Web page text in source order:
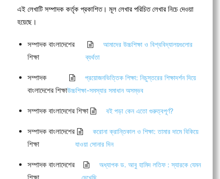
এই লেখাটি সম্পাদক কর্তৃক প্রকাশিত। মূল লেখার পরিচিত লেখার নিচে দেওয়া
হয়েছে।
সম্পাদক বাংলাদেশের
শিক্ষা
আমাদের উচ্চশিক্ষা ও বিশ্ববিদ্যালয়গুলোর
ব্যর্থতা
সম্পাদক
বাংলাদেশের শিক্ষা
প্রয়োজনভিত্তিক শিক্ষা: নিচুস্তরের শিক্ষাদর্শন দিয়ে
উচ্চশিক্ষা-সমস্যার সমাধান অসম্ভব
সম্পাদক বাংলাদেশের শিক্ষা বই পড়া কেন এতো গুরুত্বপূর্ণ?
সম্পাদক বাংলাদেশের
শিক্ষা
করোনা ক্রান্তিকাল ও শিক্ষা: তামার দামে বিকিয়ে
যাওয়া সোনার দিন
সম্পাদক বাংলাদেশের
শিক্ষা
অধ্যাপক ড. আবু হামিদ লতিফ : স্যারকে যেমন
দেখেছি